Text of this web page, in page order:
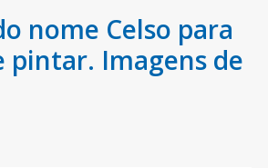
nome Celso para
Imagens de